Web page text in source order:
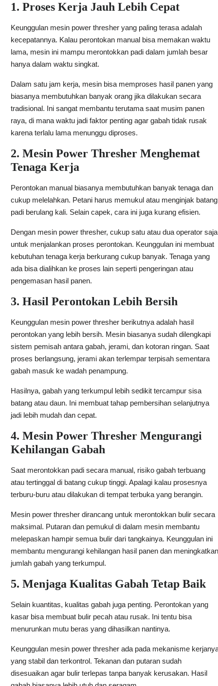
1. Proses Kerja Jauh Lebih Cepat
Keunggulan mesin power thresher yang paling terasa adalah
kecepatannya. Kalau perontokan manual bisa memakan waktu
lama, mesin ini mampu merontokkan padi dalam jumlah besar
hanya dalam waktu singkat.
Dalam satu jam kerja, mesin bisa memproses hasil panen yang
biasanya membutuhkan banyak orang jika dilakukan secara
tradisional. Ini sangat membantu terutama saat musim panen
raya, di mana waktu jadi faktor penting agar gabah tidak rusak
karena terlalu lama menunggu diproses.
2. Mesin Power Thresher Menghemat
Tenaga Kerja
Perontokan manual biasanya membutuhkan banyak tenaga dan
cukup melelahkan. Petani harus memukul atau menginjak batang
padi berulang kali. Selain capek, cara ini juga kurang efisien.
Dengan mesin power thresher, cukup satu atau dua operator saja
untuk menjalankan proses perontokan. Keunggulan ini membuat
kebutuhan tenaga kerja berkurang cukup banyak. Tenaga yang
ada bisa dialihkan ke proses lain seperti pengeringan atau
pengemasan hasil panen.
3. Hasil Perontokan Lebih Bersih
Keunggulan mesin power thresher berikutnya adalah hasil
perontokan yang lebih bersih. Mesin biasanya sudah dilengkapi
sistem pemisah antara gabah, jerami, dan kotoran ringan. Saat
proses berlangsung, jerami akan terlempar terpisah sementara
gabah masuk ke wadah penampung.
Hasilnya, gabah yang terkumpul lebih sedikit tercampur sisa
batang atau daun. Ini membuat tahap pembersihan selanjutnya
jadi lebih mudah dan cepat.
4. Mesin Power Thresher Mengurangi
Kehilangan Gabah
Saat merontokkan padi secara manual, risiko gabah terbuang
atau tertinggal di batang cukup tinggi. Apalagi kalau prosesnya
terburu-buru atau dilakukan di tempat terbuka yang berangin.
Mesin power thresher dirancang untuk merontokkan bulir secara
maksimal. Putaran dan pemukul di dalam mesin membantu
melepaskan hampir semua bulir dari tangkainya. Keunggulan ini
membantu mengurangi kehilangan hasil panen dan meningkatkan
jumlah gabah yang terkumpul.
5. Menjaga Kualitas Gabah Tetap Baik
Selain kuantitas, kualitas gabah juga penting. Perontokan yang
kasar bisa membuat bulir pecah atau rusak. Ini tentu bisa
menurunkan mutu beras yang dihasilkan nantinya.
Keunggulan mesin power thresher ada pada mekanisme
yang stabil dan terkontrol. Tekanan dan putaran sudah
disesuaikan agar bulir terlepas tanpa banyak kerusakan. Hasil